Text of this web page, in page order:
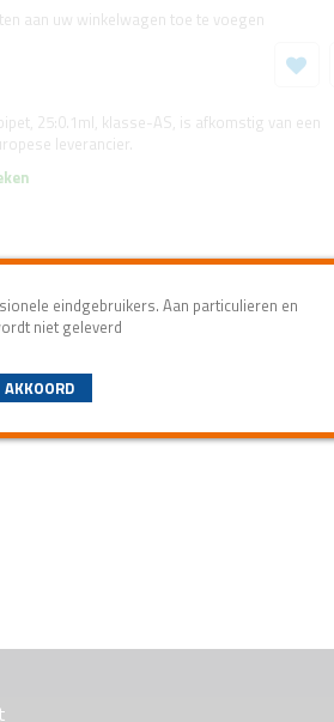
eindgebruikers. Aan particulieren en
niet geleverd
AKKOORD
aan uw winkelwagen toe te voegen
25:0.1ml, klasse-AS, is afkomstig van een
leverancier.